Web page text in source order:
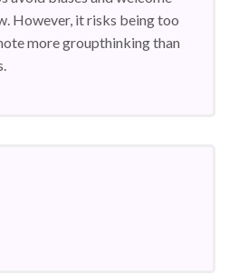
However, it risks being too
more groupthinking than